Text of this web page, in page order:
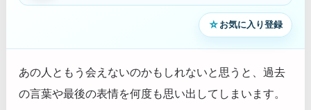
☆お気に入り登録
あの人ともう会えないのかもしれないと思うと、過去
の言葉や最後の表情を何度も思い出してしまいます。